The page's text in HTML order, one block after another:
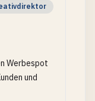
Werbespot
und